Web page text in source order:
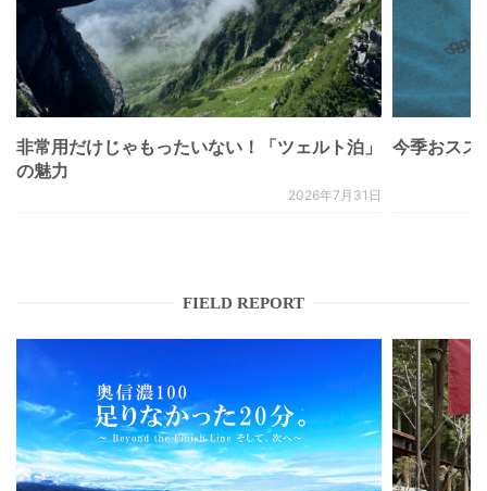
非常用だけじゃもったいない！「ツェルト泊」
の魅力
2026年7月31日
今季おスス
FIELD REPORT